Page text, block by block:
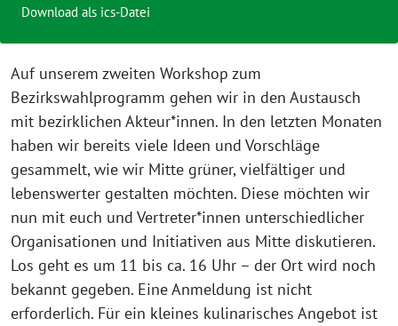
Auf unserem zweiten Workshop zum
Bezirkswahlprogramm gehen wir in den Austausch
mit bezirklichen Akteur*innen. In den letzten Monaten
haben wir bereits viele Ideen und Vorschläge
gesammelt, wie wir Mitte grüner, vielfältiger und
lebenswerter gestalten möchten. Diese möchten wir
nun mit euch und Vertreter*innen unterschiedlicher
Organisationen und Initiativen aus Mitte diskutieren.
Los geht es um 11 bis ca. 16 Uhr – der Ort wird noch
bekannt gegeben. Eine Anmeldung ist nicht
erforderlich. Für ein kleines kulinarisches Angebot ist
Download als ics-Datei